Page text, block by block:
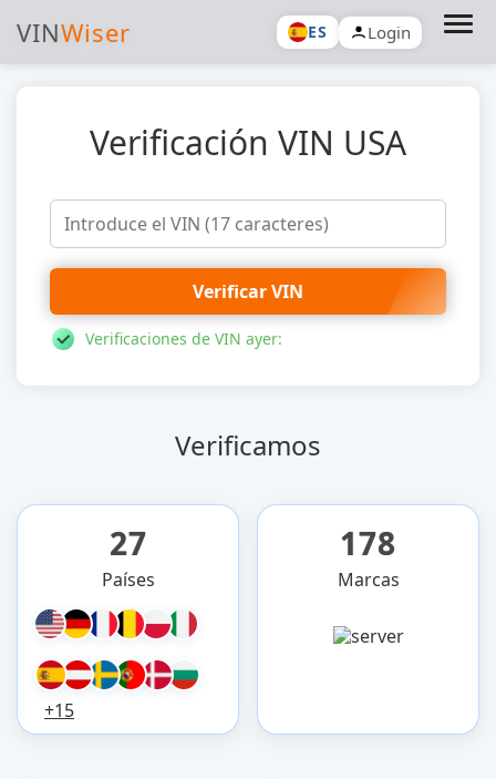
VINWiser ES Login
Verificación VIN USA
Verificar VIN
Verificaciones de VIN ayer:
Verificamos
27
Países
+15
178
Marcas